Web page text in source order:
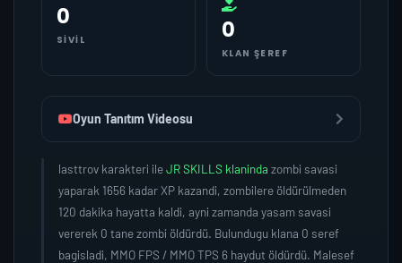
0
SIVIL 0
KLAN ŞEREF
Oyun Tanıtım Videosu
lasttrov karakteri ileJR SKILLS klaninda zombi savasi
yaparak 1656 kadar XP kazandi, zombilere öldürülmeden
120 dakika hayatta kaldi, ayni zamanda yasam savasi
vererek 0 tane zombi öldürdü. Bulundugu klana 0 seref
bagisladi, MMO FPS / MMO TPS 6 haydut öldürdü. Malesef